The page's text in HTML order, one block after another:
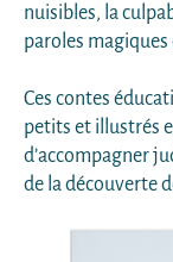
nuisibles, la
paroles magiques
Ces contes
petits et illustrés
d’accompagner
de la découverte